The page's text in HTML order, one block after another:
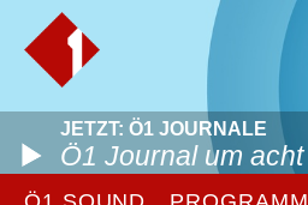
JETZT: Ö1 JOURNALE
Ö1 Journal um acht